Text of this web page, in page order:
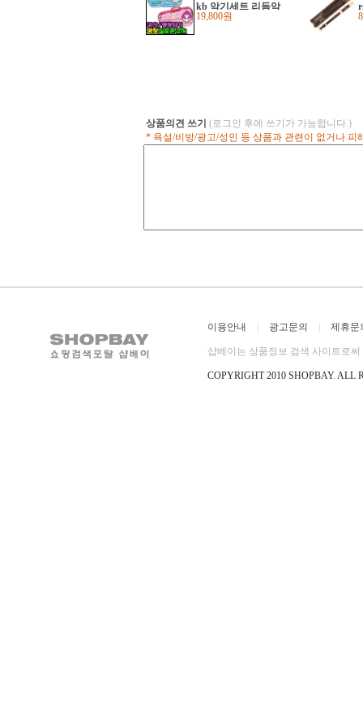
kb 악기세트 리듬악
기
19,800원
상품의견 쓰기 (로그인 후에 쓰기가 가능합니다.)
* 욕설/비방/광고/성인 등 상품과 관련이 없거나
이용안내 광고문의 제휴문
샵베이는 상품정보 검색 사이트로
COPYRIGHT 2010 SHOPBAY. ALL